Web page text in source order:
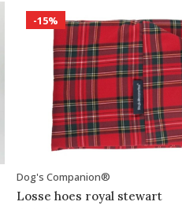
-15%
Dog's Companion®
Losse hoes royal stewart